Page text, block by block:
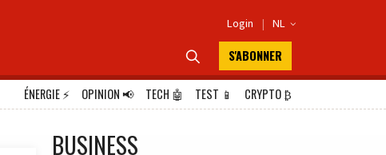
Login | NL 
 S'ABONNER
ÉNERGIE⚡ OPINION📢 TECH 🤖 TEST 📱 CRYPTO₿
BUSINESS